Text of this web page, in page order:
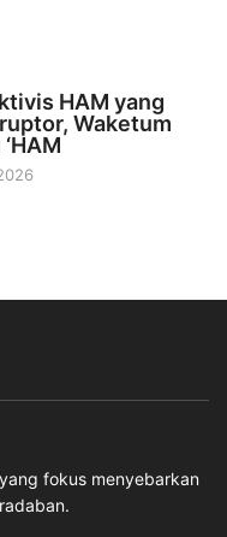
HAM yang
Waketum
fokus menyebarkan